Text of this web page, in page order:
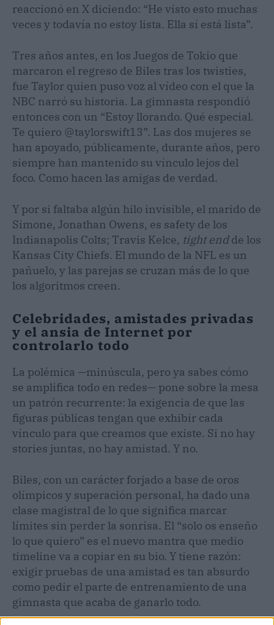
reaccionó en X diciendo: “He visto esto muchas
veces y todavía no estoy lista. Ella sí está lista”.
Tres años antes, en los Juegos de Tokio que
marcaron el regreso de Biles tras los twisties,
fue Taylor quien puso voz al vídeo con el que la
NBC narró su historia. La gimnasta respondió
entonces con un “Estoy llorando. Qué especial.
Te quiero @taylorswift13”. Las dos mujeres se
han apoyado, públicamente, durante años, pero
siempre han mantenido su vínculo lejos del
foco. Como hacen las amigas de verdad.
Y por si faltaba algún hilo invisible, el marido de
Simone, Jonathan Owens, es safety de los
Indianapolis Colts; Travis Kelce, tight endde los
Kansas City Chiefs. El mundo de la NFL es un
pañuelo, y las parejas se cruzan más de lo que
los algoritmos creen.
Celebridades, amistades privadas
y el ansia de Internet por
controlarlo todo
La polémica —minúscula, pero ya sabes cómo
se amplifica todo en redes— pone sobre la mesa
un patrón recurrente: la exigencia de que las
figuras públicas tengan que exhibir cada
vínculo para que creamos que existe. Si no hay
stories juntas, no hay amistad. Y no.
Biles, con un carácter forjado a base de oros
olímpicos y superación personal, ha dado una
clase magistral de lo que significa marcar
límites sin perder la sonrisa. El “solo os enseño
lo que quiero” es el nuevo mantra que medio
timeline va a copiar en su bio. Y tiene razón:
exigir pruebas de una amistad es tan absurdo
como pedir el parte de entrenamiento de una
gimnasta que acaba de ganarlo todo.